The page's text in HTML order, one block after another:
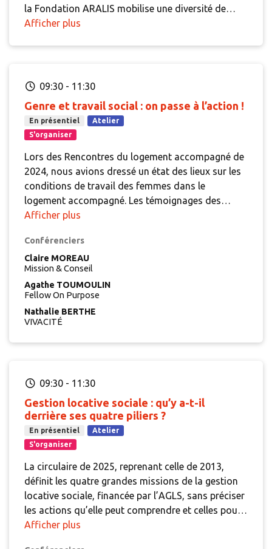
la Fondation ARALIS mobilise une diversité de
mesures et adapte son organisation. A l'occasion
Afficher plus
09:30 - 11:30
Genre et travail social : on passe à l’action !
En présentiel
Atelier
S'organiser
Lors des Rencontres du logement accompagné de
2024, nous avions dressé un état des lieux sur les
conditions de travail des femmes dans le
logement accompagné. Les témoignages des
participantes – travailleuses sociales, cheffes de
violences multiples, venant de collègues,
supérieurs ou résidents. Outre les différentes
formes de violence et leurs auteurs, ce sont
également les organisations qu'il convient
d’interroger avec des fonctionnements qui
peuvent mettre en difficulté certaines.
à l’action pour interroger nos pratiques, faire
sécurisant à toutes et tous.
Afficher plus
Conférenciers
Claire MOREAU
Mission & Conseil
Agathe TOUMOULIN
Fellow On Purpose
Nathalie BERTHE
VIVACITÉ
09:30 - 11:30
Gestion locative sociale : qu’y a-t-il
derrière ses quatre piliers ?
En présentiel
Atelier
S'organiser
La circulaire de 2025, reprenant celle de 2013,
définit les quatre grandes missions de la gestion
locative sociale, financée par l’AGLS, sans préciser
les actions qu’elle peut comprendre et celles pour
lesquelles il convient de solliciter d’autres moyens
Afficher plus